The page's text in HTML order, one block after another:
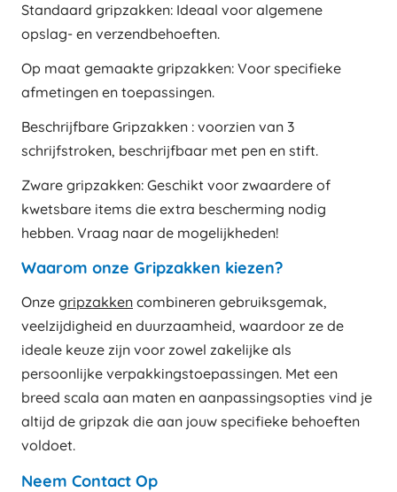
Standaard gripzakken: Ideaal voor algemene
opslag- en verzendbehoeften.
Op maat gemaakte gripzakken: Voor specifieke
afmetingen en toepassingen.
Beschrijfbare Gripzakken : voorzien van 3
schrijfstroken, beschrijfbaar met pen en stift.
Zware gripzakken: Geschikt voor zwaardere of
kwetsbare items die extra bescherming nodig
hebben. Vraag naar de mogelijkheden!
Waarom onze Gripzakken kiezen?
Onze gripzakken combineren gebruiksgemak,
veelzijdigheid en duurzaamheid, waardoor ze de
ideale keuze zijn voor zowel zakelijke als
persoonlijke verpakkingstoepassingen. Met een
breed scala aan maten en aanpassingsopties vind je
altijd de gripzak die aan jouw specifieke behoeften
voldoet.
Neem Contact Op